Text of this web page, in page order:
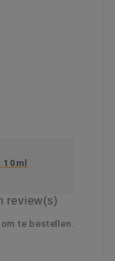
review(s)
te bestellen.